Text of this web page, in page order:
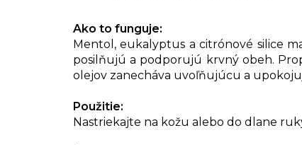
Ako to funguje:
Mentol, eukalyptus a citrónové silice
posilňujú a podporujú krvný obeh.
olejov zanecháva uvoľňujúcu a
Použitie:
Nastriekajte na kožu alebo do dlane